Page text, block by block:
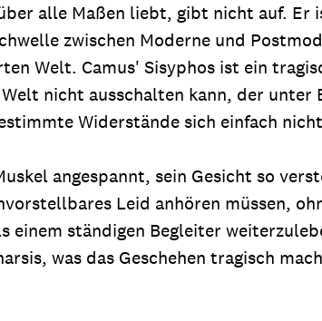
alle Maßen liebt, gibt nicht auf. Er
zwischen Moderne und
Welt. Camus' Sisyphos ist ein
nicht ausschalten kann, der
Widerstände sich einfach
angespannt, sein Gesicht so
Leid anhören müssen,
ständigen Begleiter
was das Geschehen tragisch